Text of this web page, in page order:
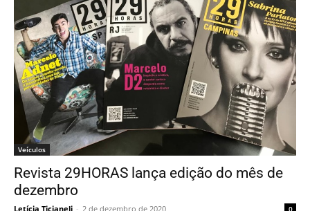
Veículos
Revista 29HORAS lança edição do mês de
dezembro
Letícia Ticianeli - 2 de dezembro de 2020